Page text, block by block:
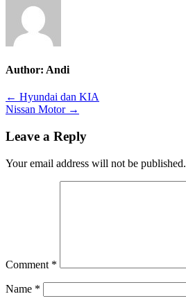
Author: Andi
Post
navigation
← Hyundai dan KIA
Nissan Motor →
Leave a Reply
Your email address will not be published.
Comment *
Name *